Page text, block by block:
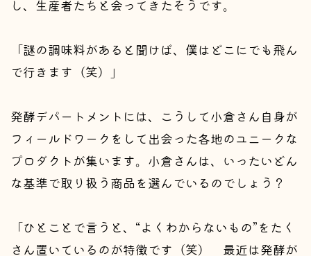
し、生産者たちと会ってきたそうです。
「謎の調味料があると聞けば、僕はどこにでも飛ん
で行きます（笑）」
発酵デパートメントには、こうして小倉さん自身が
フィールドワークをして出会った各地のユニークな
プロダクトが集います。小倉さんは、いったいどん
な基準で取り扱う商品を選んでいるのでしょう？
「ひとことで言うと、“よくわからないもの”をたく
さん置いているのが特徴です（笑） 最近は発酵が